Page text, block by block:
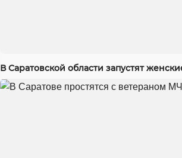
В Саратовской области запустят